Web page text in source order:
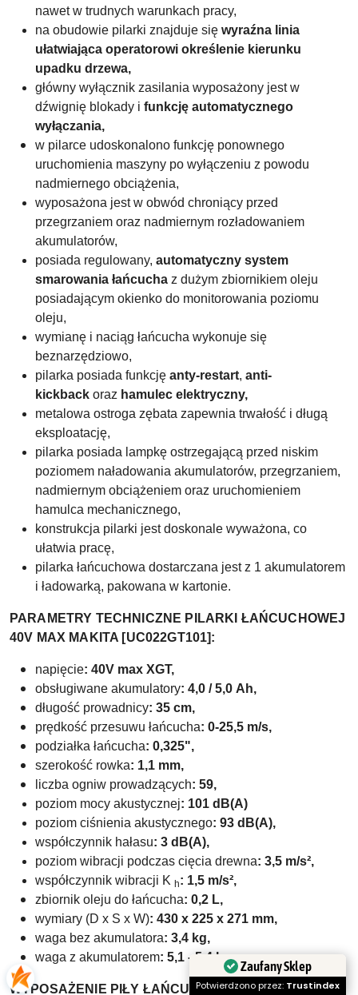
nawet w trudnych warunkach pracy,
na obudowie pilarki znajduje się wyraźna linia
ułatwiająca operatorowi określenie kierunku
upadku drzewa,
główny wyłącznik zasilania wyposażony jest w
dźwignię blokady i funkcję automatycznego
wyłączania,
w pilarce udoskonalono funkcję ponownego
uruchomienia maszyny po wyłączeniu z powodu
nadmiernego obciążenia,
wyposażona jest w obwód chroniący przed
przegrzaniem oraz nadmiernym rozładowaniem
akumulatorów,
posiada regulowany, automatyczny system
smarowania łańcucha z dużym zbiornikiem oleju
posiadającym okienko do monitorowania poziomu
oleju,
wymianę i naciąg łańcucha wykonuje się
beznarzędziowo,
pilarka posiada funkcję anty-restart, anti-
kickback oraz hamulec elektryczny,
metalowa ostroga zębata zapewnia trwałość i długą
eksploatację,
pilarka posiada lampkę ostrzegającą przed niskim
poziomem naładowania akumulatorów, przegrzaniem,
nadmiernym obciążeniem oraz uruchomieniem
hamulca mechanicznego,
konstrukcja pilarki jest doskonale wyważona, co
ułatwia pracę,
pilarka łańcuchowa dostarczana jest z 1 akumulatorem
i ładowarką, pakowana w kartonie.
PARAMETRY TECHNICZNE PILARKI ŁAŃCUCHOWEJ
40V MAX MAKITA [UC022GT101]:
napięcie: 40V max XGT,
obsługiwane akumulatory: 4,0 / 5,0 Ah,
długość prowadnicy: 35 cm,
prędkość przesuwu łańcucha: 0-25,5 m/s,
podziałka łańcucha: 0,325",
szerokość rowka: 1,1 mm,
liczba ogniw prowadzących: 59,
poziom mocy akustycznej: 101 dB(A)
poziom ciśnienia akustycznego: 93 dB(A),
współczynnik hałasu: 3 dB(A),
poziom wibracji podczas cięcia drewna: 3,5 m/s²,
współczynnik wibracji K h: 1,5 m/s²,
zbiornik oleju do łańcucha: 0,2 L,
wymiary (D x S x W): 430 x 225 x 271 mm,
waga bez akumulatora: 3,4 kg,
waga z akumulatorem: 5,1 - 5,4 kg
WYPOSAŻENIE PIŁY ŁAŃCUCHOWEJ MAKITA
Zaufany Sklep
Potwierdzono przez: Trustindex